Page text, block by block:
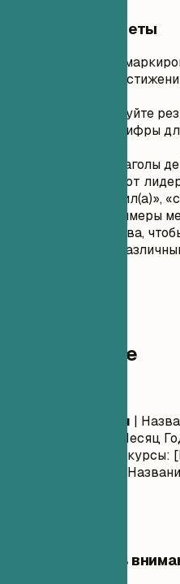
Короткие советы
Используйте
выделения
Квантифицируйте
конкретные цифры
Выбирайте глаголы
демонстрируют
как «возглавил(а)»,
Включите примеры
сотрудничества,
работаете с
Образование
Название степени |
Месяц
Соответствующие
Почетные звания:
На что обратить